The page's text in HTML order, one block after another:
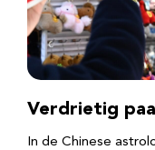
Verdrietig
In de Chinese